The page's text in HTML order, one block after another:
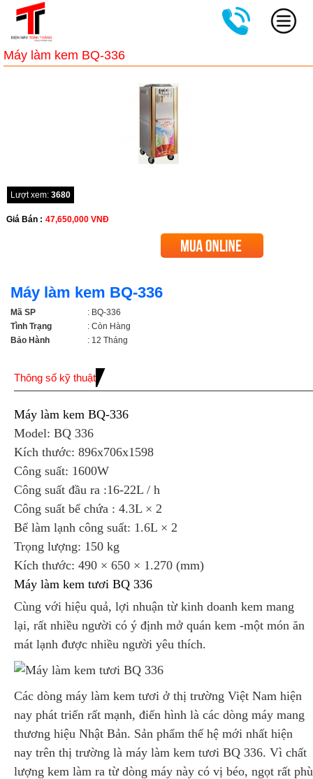
Máy làm kem BQ-336
Lượt xem: 3680
Giá Bán : 47,650,000 VNĐ
Máy làm kem BQ-336
Mã SP
: BQ-336
Tình Trạng
: Còn Hàng
Bảo Hành
: 12 Tháng
Thông số kỹ thuật
Máy làm kem BQ-336
Model: BQ 336
Kích thước: 896x706x1598
Công suất: 1600W
Công suất đầu ra :16-22L / h
Công suất bể chứa : 4.3L × 2
Bể làm lạnh công suất: 1.6L × 2
Trọng lượng: 150 kg
Kích thước: 490 × 650 × 1.270 (mm)
Máy làm kem tươi BQ 336
Cùng với hiệu quả, lợi nhuận từ kinh doanh kem mang
lại, rất nhiều người có ý định mở quán kem -một món ăn
mát lạnh được nhiều người yêu thích.
Các dòng máy làm kem tươi ở thị trường Việt Nam hiện
nay phát triển rất mạnh, điển hình là các dòng máy mang
thương hiệu Nhật Bản. Sản phẩm thế hệ mới nhất hiện
nay trên thị trường là máy làm kem tươi BQ 336. Vì chất
lượng kem làm ra từ dòng máy này có vị béo, ngọt rất phù